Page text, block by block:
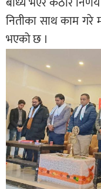
नितीका साथ काम गरे
भएको छ ।